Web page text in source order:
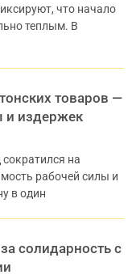
что начало
теплым. В
товаров —
и издержек
сократился на
рабочей силы и
в один
солидарность с